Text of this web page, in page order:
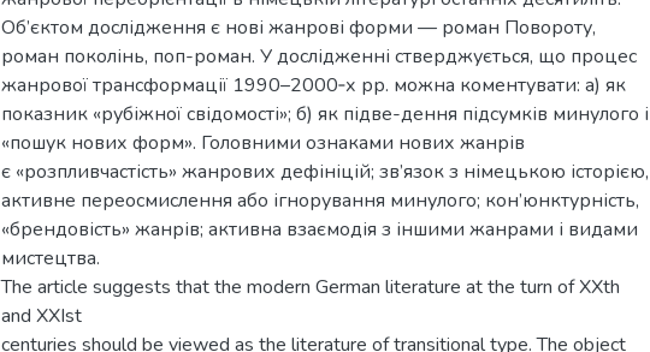
Об’єктом дослідження є нові жанрові форми — роман Повороту,
роман поколінь, поп-роман. У дослідженні стверджується, що процес
жанрової трансформації 1990–2000‑х рр. можна коментувати: а) як
показник «рубіжної свідомості»; б) як підве-дення підсумків минулого і
«пошук нових форм». Головними ознаками нових жанрів
є «розпливчастість» жанрових дефініцій; зв’язок з німецькою історією,
активне переосмислення або ігнорування минулого; кон’юнктурність,
«брендовість» жанрів; активна взаємодія з іншими жанрами і видами
мистецтва.
The article suggests that the modern German literature at the turn of XXth
and XXIst
centuries should be viewed as the literature of transitional type. The object